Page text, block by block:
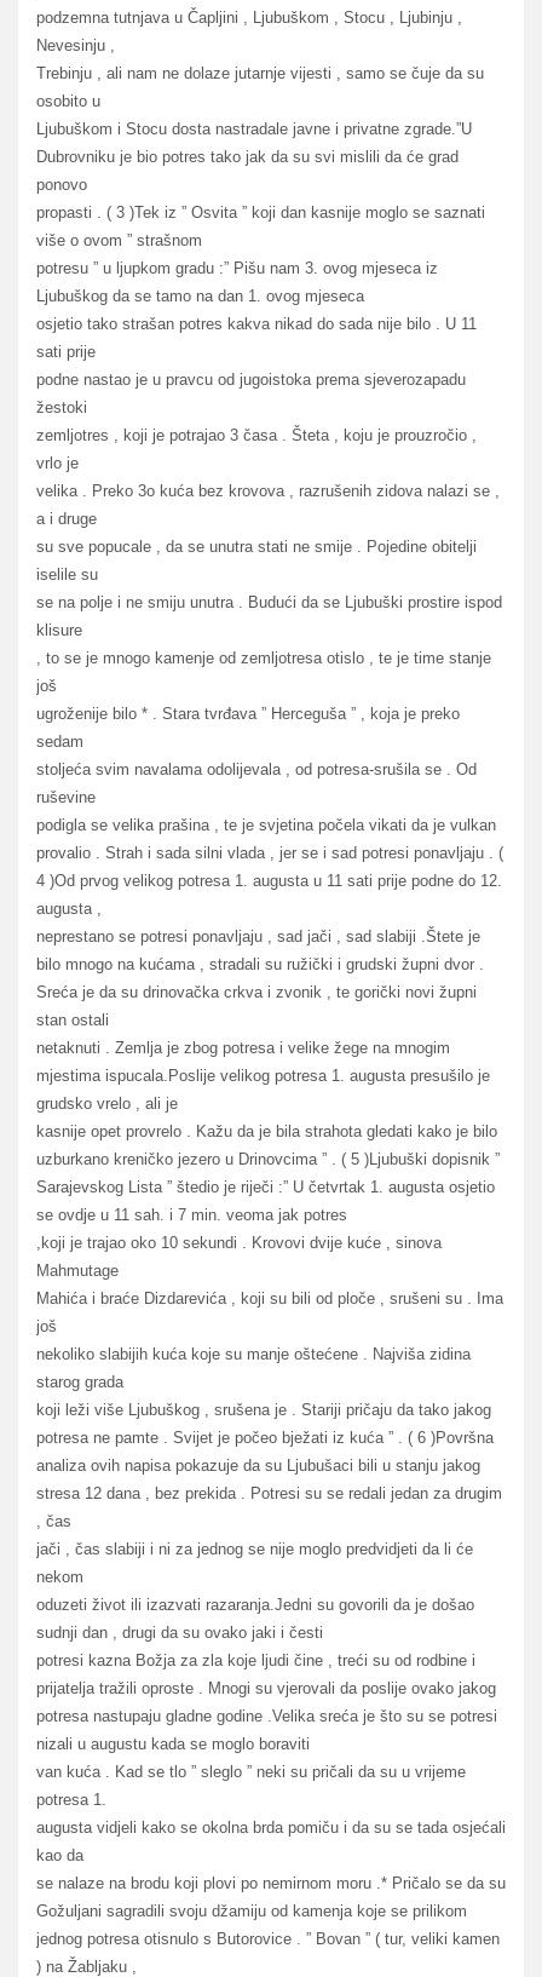
podzemna tutnjava u Čapljini , Ljubuškom , Stocu , Ljubinju ,
Nevesinju ,
Trebinju , ali nam ne dolaze jutarnje vijesti , samo se čuje da su
osobito u
Ljubuškom i Stocu dosta nastradale javne i privatne zgrade.”U
Dubrovniku je bio potres tako jak da su svi mislili da će grad
ponovo
propasti . ( 3 )Tek iz ” Osvita ” koji dan kasnije moglo se saznati
više o ovom ” strašnom
potresu ” u ljupkom gradu :” Pišu nam 3. ovog mjeseca iz
Ljubuškog da se tamo na dan 1. ovog mjeseca
osjetio tako strašan potres kakva nikad do sada nije bilo . U 11
sati prije
podne nastao je u pravcu od jugoistoka prema sjeverozapadu
žestoki
zemljotres , koji je potrajao 3 časa . Šteta , koju je prouzročio ,
vrlo je
velika . Preko 3o kuća bez krovova , razrušenih zidova nalazi se ,
a i druge
su sve popucale , da se unutra stati ne smije . Pojedine obitelji
iselile su
se na polje i ne smiju unutra . Budući da se Ljubuški prostire ispod
klisure
, to se je mnogo kamenje od zemljotresa otislo , te je time stanje
još
ugroženije bilo * . Stara tvrđava ” Herceguša ” , koja je preko
sedam
stoljeća svim navalama odolijevala , od potresa-srušila se . Od
ruševine
podigla se velika prašina , te je svjetina počela vikati da je vulkan
provalio . Strah i sada silni vlada , jer se i sad potresi ponavljaju . (
4 )Od prvog velikog potresa 1. augusta u 11 sati prije podne do 12.
augusta ,
neprestano se potresi ponavljaju , sad jači , sad slabiji .Štete je
bilo mnogo na kućama , stradali su ružički i grudski župni dvor .
Sreća je da su drinovačka crkva i zvonik , te gorički novi župni
stan ostali
netaknuti . Zemlja je zbog potresa i velike žege na mnogim
mjestima ispucala.Poslije velikog potresa 1. augusta presušilo je
grudsko vrelo , ali je
kasnije opet provrelo . Kažu da je bila strahota gledati kako je bilo
uzburkano kreničko jezero u Drinovcima ” . ( 5 )Ljubuški dopisnik ”
Sarajevskog Lista ” štedio je riječi :” U četvrtak 1. augusta osjetio
se ovdje u 11 sah. i 7 min. veoma jak potres
,koji je trajao oko 10 sekundi . Krovovi dvije kuće , sinova
Mahmutage
Mahića i braće Dizdarevića , koji su bili od ploče , srušeni su . Ima
još
nekoliko slabijih kuća koje su manje oštećene . Najviša zidina
starog grada
koji leži više Ljubuškog , srušena je . Stariji pričaju da tako jakog
potresa ne pamte . Svijet je počeo bježati iz kuća ” . ( 6 )Površna
analiza ovih napisa pokazuje da su Ljubušaci bili u stanju jakog
stresa 12 dana , bez prekida . Potresi su se redali jedan za drugim
, čas
jači , čas slabiji i ni za jednog se nije moglo predvidjeti da li će
nekom
oduzeti život ili izazvati razaranja.Jedni su govorili da je došao
sudnji dan , drugi da su ovako jaki i česti
potresi kazna Božja za zla koje ljudi čine , treći su od rodbine i
prijatelja tražili oproste . Mnogi su vjerovali da poslije ovako jakog
potresa nastupaju gladne godine .Velika sreća je što su se potresi
nizali u augustu kada se moglo boraviti
van kuća . Kad se tlo ” sleglo ” neki su pričali da su u vrijeme
potresa 1.
augusta vidjeli kako se okolna brda pomiču i da su se tada osjećali
kao da
se nalaze na brodu koji plovi po nemirnom moru .* Pričalo se da su
Gožuljani sagradili svoju džamiju od kamenja koje se prilikom
jednog potresa otisnulo s Butorovice . ” Bovan ” ( tur, veliki kamen
) na Žabljaku ,